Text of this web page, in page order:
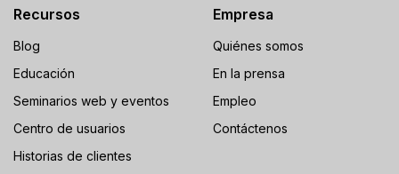
Recursos
Blog
Educación
Seminarios web y eventos
Centro de usuarios
Historias de clientes
Empresa
Quiénes somos
En la prensa
Empleo
Contáctenos